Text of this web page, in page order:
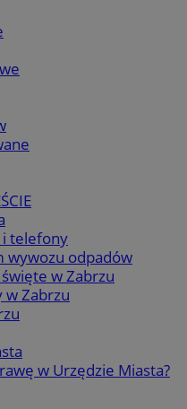
i telefony
wywozu odpadów
w Zabrzu
w Zabrzu
w Urzędzie Miasta?